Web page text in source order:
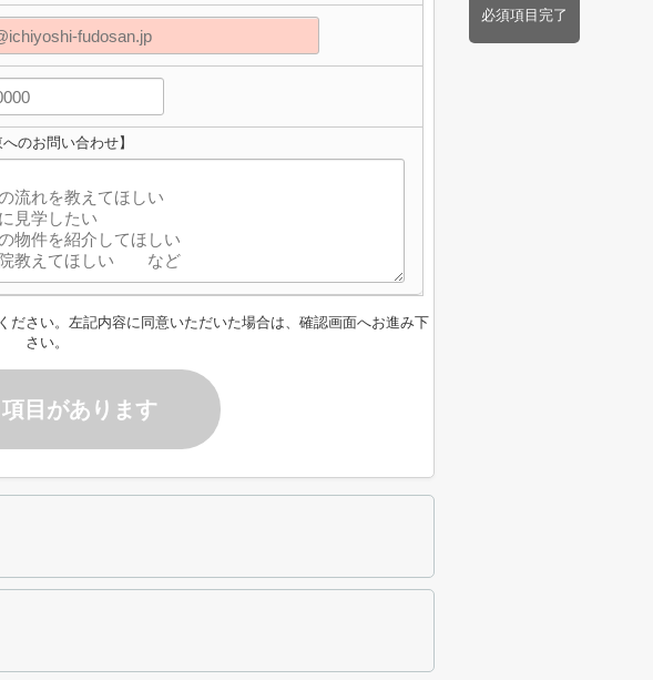
必須項目完了
のお問い合わせ】
ださい。左記内容に同意いただいた場合は、確認画面へお進み下
さい。
目があります